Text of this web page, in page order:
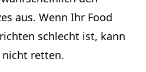
aus. Wenn Ihr Food
schlecht ist, kann
nicht retten.